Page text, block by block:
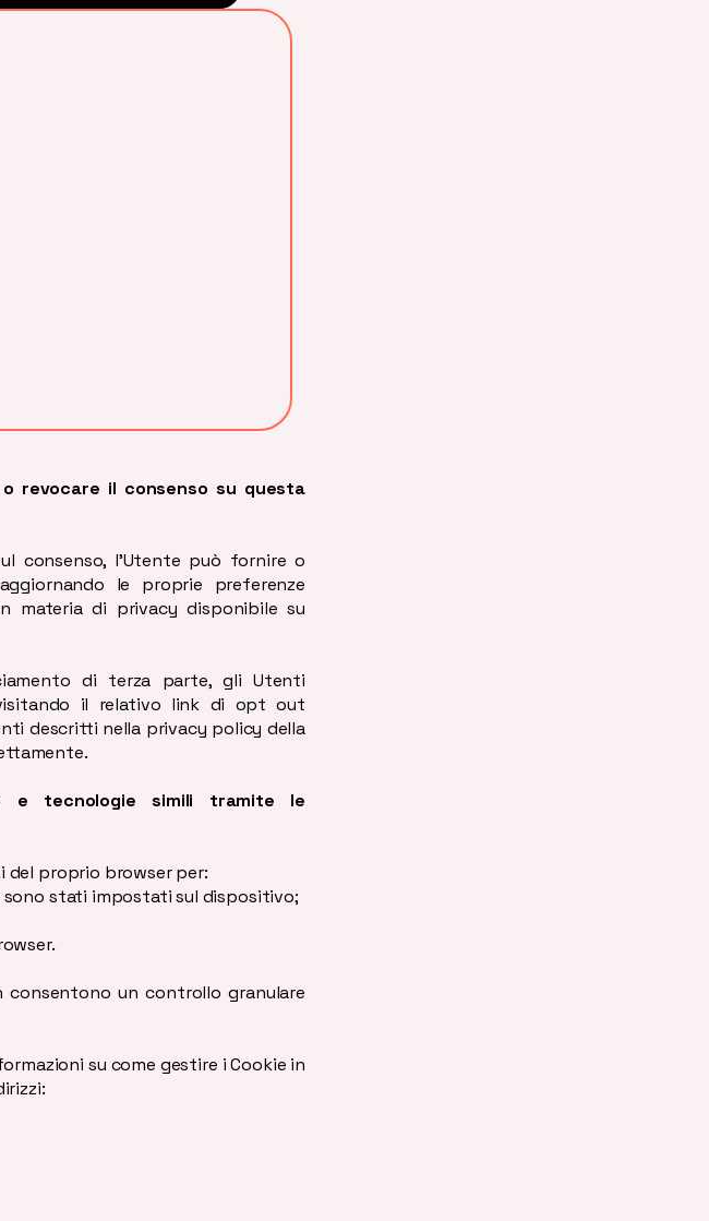
revocare il consenso su questa
consenso, l’Utente può fornire o
le proprie preferenze
materia di privacy disponibile su
di terza parte, gli Utenti
il relativo link di opt out
descritti nella privacy policy della
e tecnologie simili tramite le
del proprio browser per:
sono stati impostati sul dispositivo;
un controllo granulare
su come gestire i Cookie in